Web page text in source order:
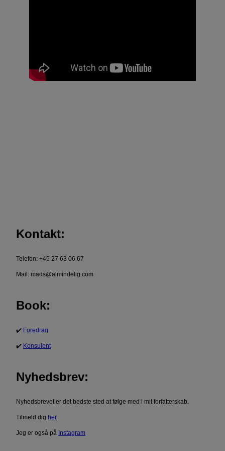
Kontakt:
Telefon: +45 27 63 06 67
Mail: mads@almindelig.com
Book:
✔️ Foredrag
✔️ Konsulent
Nyhedsbrev:
Nyhedsbrevet er det bedste sted at følge med i mit forfatterskab.
Tilmeld dig her
Jeg er også på Instagram